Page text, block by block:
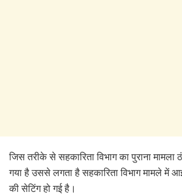
जिस तरीके से सहकारिता विभाग का पुराना मामला
गया है उससे लगता है सहकारिता विभाग मामले में
की सेटिंग हो गई है।